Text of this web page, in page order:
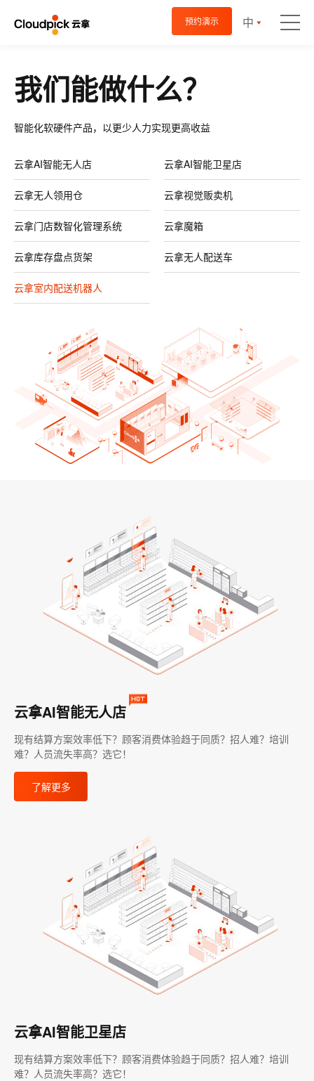
预约演示 中
我们能做什么？
智能化软硬件产品，以更少人力实现更高收益
云拿AI智能无人店 云拿AI智能卫星店
云拿无人领用仓 云拿视觉贩卖机
云拿门店数智化管理系统 云拿魔箱
云拿库存盘点货架 云拿无人配送车
云拿室内配送机器人
云拿AI智能无人店
现有结算方案效率低下？顾客消费体验趋于同质？招人难？培训
难？人员流失率高？选它！
了解更多
云拿AI智能卫星店
现有结算方案效率低下？顾客消费体验趋于同质？招人难？培训
难？人员流失率高？选它！